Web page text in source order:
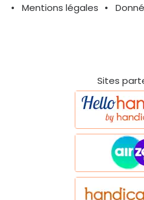
Mentions légales
Sites